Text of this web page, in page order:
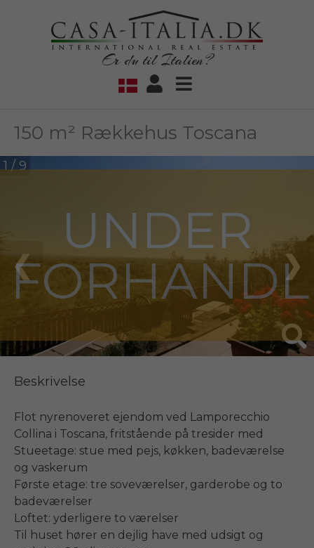
Er du til Italien?
150 m² Rækkehus Toscana
UNDER
1 / 9
❮ ❯
Beskrivelse
Flot nyrenoveret ejendom ved Lamporecchio
Collina i Toscana, fritstående på tresider med
Stueetage: stue med pejs, køkken, badeværelse
og vaskerum
Første etage: tre soveværelser, garderobe og to
badeværelser
Loftet: yderligere to værelser
Til huset hører en dejlig have med udsigt og